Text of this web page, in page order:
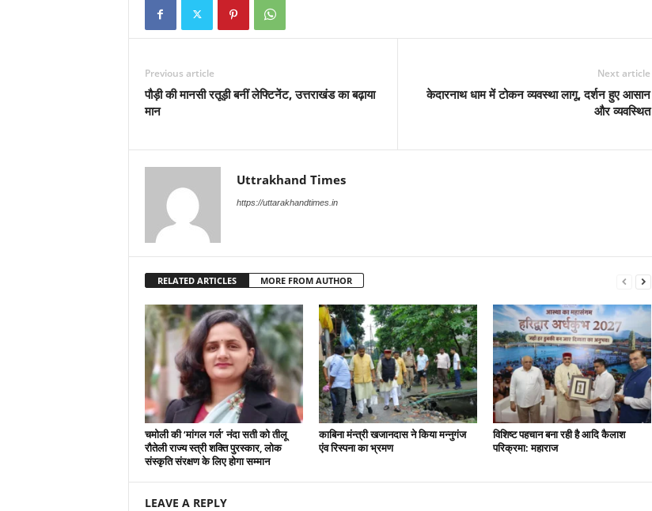
Previous article
पौड़ी की मानसी रतूड़ी बनीं लेफ्टिनेंट, उत्तराखंड का बढ़ाया
मान
Next article
केदारनाथ धाम में टोकन व्यवस्था लागू, दर्शन हुए आसान
और व्यवस्थित
Uttrakhand Times
https://uttarakhandtimes.in
RELATED ARTICLES MORE FROM AUTHOR
चमोली की ‘मांगल गर्ल’ नंदा सती को तीलू
रौतेली राज्य स्त्री शक्ति पुरस्कार, लोक
संस्कृति संरक्षण के लिए होगा सम्मान
काबिना मंन्त्री खजानदास ने किया मन्नुगंज
एंव रिस्पना का भ्रमण
विशिष्ट पहचान बना रही है आदि कैलाश
परिक्रमा: महाराज
LEAVE A REPLY